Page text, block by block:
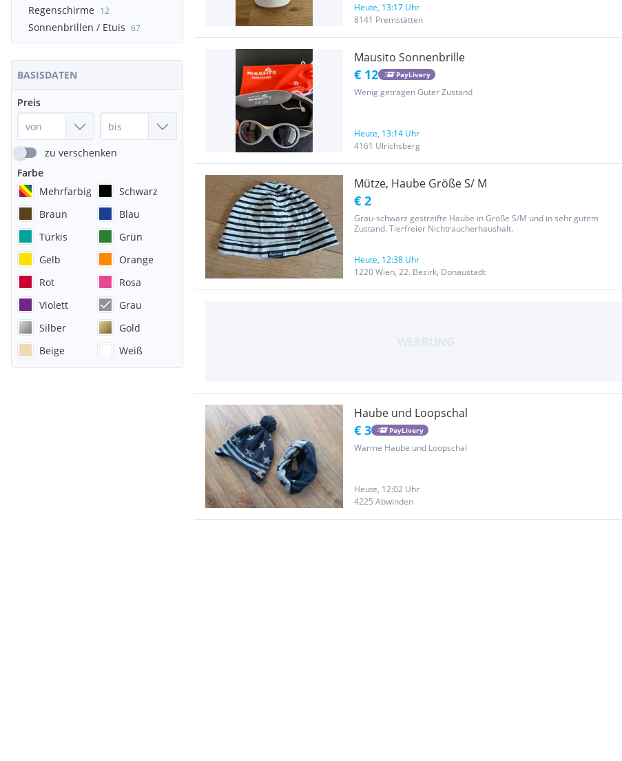
Regenschirme 12
Sonnenbrillen / Etuis 67
BASISDATEN
Preis
zu verschenken
Farbe
Mehrfarbig
Schwarz
Braun
Blau
Türkis
Grün
Gelb
Orange
Rot
Rosa
Violett
Grau
Silber
Gold
Beige
Weiß
5,40...
Heute, 13:17 Uhr
8141 Premstätten
Mausito Sonnenbrille
€ 12 PayLivery
Wenig getragen Guter Zustand
Heute, 13:14 Uhr
4161 Ulrichsberg
Mütze, Haube Größe S/ M
€ 2
Grau-schwarz gestreifte Haube in Größe S/M und in sehr gutem
Zustand. Tierfreier Nichtraucherhaushalt.
Heute, 12:38 Uhr
1220 Wien, 22. Bezirk, Donaustadt
Haube und Loopschal
€ 3 PayLivery
Warme Haube und Loopschal
Heute, 12:02 Uhr
4225 Abwinden